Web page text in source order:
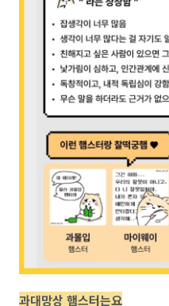
과대망상 햄스터는요